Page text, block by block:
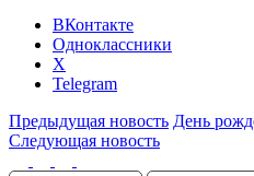
ВКонтакте
Одноклассники
X
Telegram
Предыдущая новость День
Следующая новость